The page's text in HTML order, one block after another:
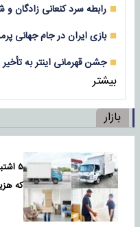
رابطه سرد کنعانی زادگان
بازی‌ ایران در جام جهانی
جشن قهرمانی اینتر به تأخیر
بیشتر
بازار
۵
که